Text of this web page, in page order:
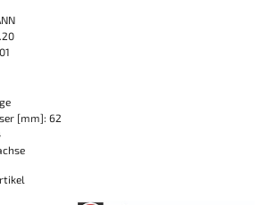
[mm]: 62